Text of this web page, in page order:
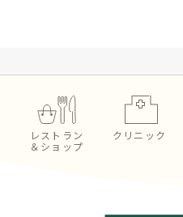
レストラン
＆ショップ
クリニック